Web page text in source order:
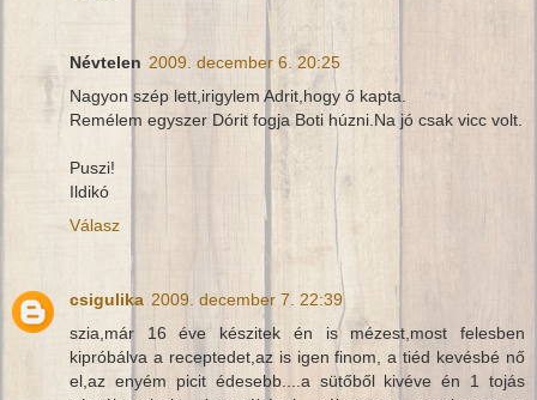
Névtelen 2009. december 6. 20:25
Nagyon szép lett,irigylem Adrit,hogy ő kapta.
Remélem egyszer Dórit fogja Boti húzni.Na jó csak vicc volt.
Puszi!
Ildikó
Válasz
csigulika 2009. december 7. 22:39
szia,már 16 éve készitek én is mézest,most felesben
kipróbálva a receptedet,az is igen finom, a tiéd kevésbé nő
el,az enyém picit édesebb....a sütőből kivéve én 1 tojás